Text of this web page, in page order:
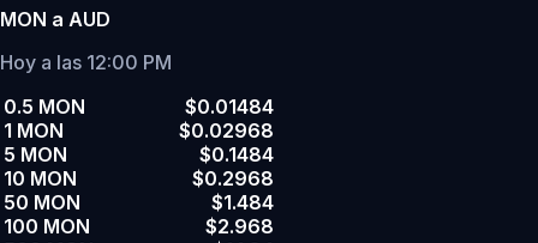
MON a AUD
Hoy a las 12:00 PM
0.5 MON
$0.01484
1 MON
$0.02968
5 MON
$0.1484
10 MON
$0.2968
50 MON
$1.484
100 MON
$2.968